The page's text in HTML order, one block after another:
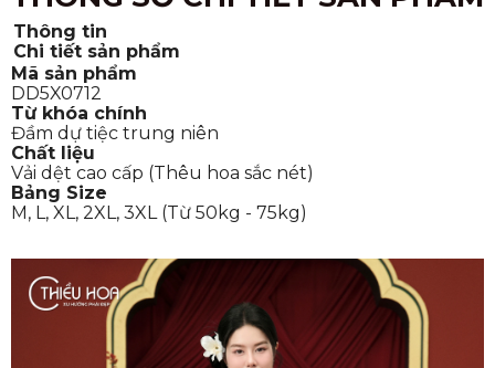
Thông tin
Chi tiết sản phẩm
Mã sản phẩm
DD5X0712
Từ khóa chính
Đầm dự tiệc trung niên
Chất liệu
Vải dệt cao cấp (Thêu hoa sắc nét)
Bảng Size
M, L, XL, 2XL, 3XL (Từ 50kg - 75kg)